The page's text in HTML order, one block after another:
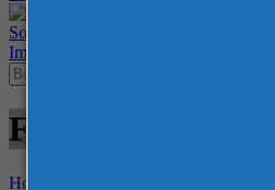
Sobre
Imprensa
Feiras - SENAI - -
Home